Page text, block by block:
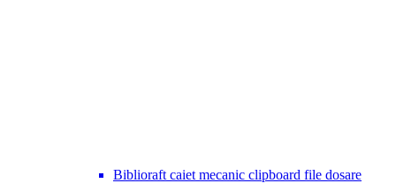
Biblioraft caiet mecanic clipboard file dosare